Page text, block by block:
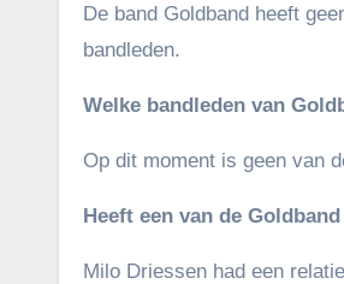
De band Goldband heeft
bandleden.
Welke bandleden van
Op dit moment is geen van
Heeft een van de
Milo Driessen had een